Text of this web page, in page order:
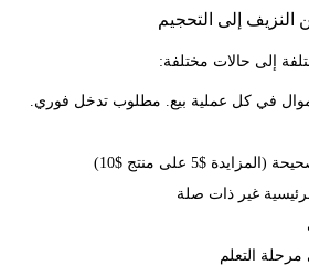
التحجيم
كل عملية بيع. مطلوب تدخل فوري.
منتج $10)
غير ذات صلة